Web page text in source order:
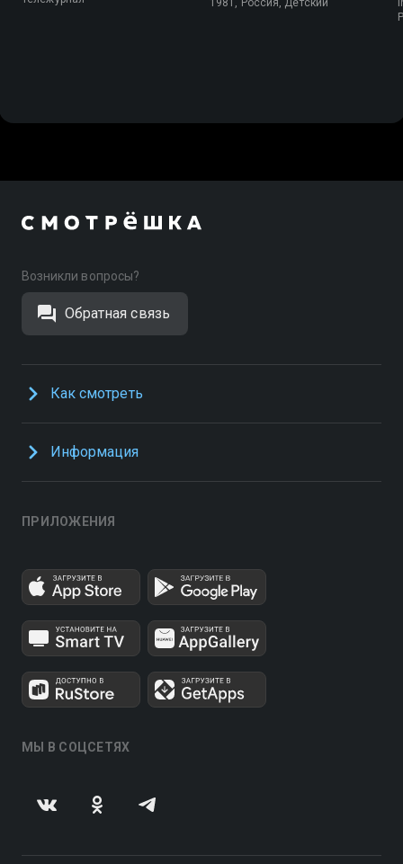
Возникли вопросы?
Обратная связь
Как смотреть
Информация
ПРИЛОЖЕНИЯ
МЫ В СОЦСЕТЯХ